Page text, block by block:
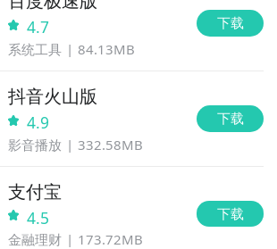
4.7
系统工具 84.13MB
下载
抖音火山版
4.9
影音播放 332.58MB
下载
支付宝
4.5
金融理财 173.72MB
下载